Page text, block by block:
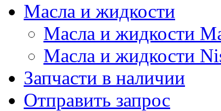
Масла и жидкости
Масла и жидкости
Масла и жидкости
Запчасти в наличии
Отправить запрос